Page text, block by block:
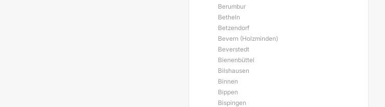
Berumbur
Betheln
Betzendorf
Bevern (Holzminden)
Beverstedt
Bienenbüttel
Bilshausen
Binnen
Bippen
Bispingen